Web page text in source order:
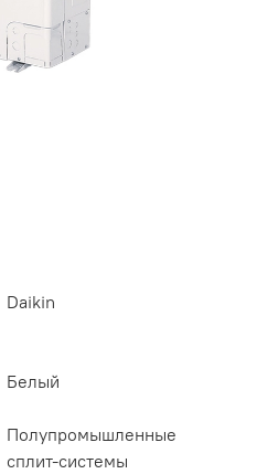
Daikin
Белый
Полупромышленные
сплит-системы